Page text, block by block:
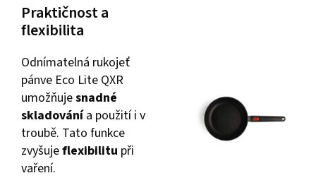
Praktičnost a
flexibilita
Odnímatelná rukojeť
pánve Eco Lite QXR
umožňujesnadné
skladovánía použití i v
troubě. Tato funkce
zvyšujeflexibilitu při
vaření.